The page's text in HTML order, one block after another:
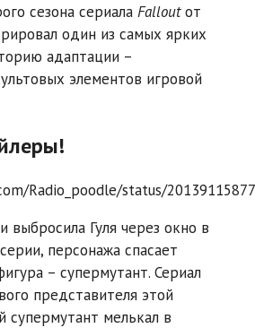
сезона сериала Falloutот
один из самых ярких
адаптации –
элементов игровой
Radio_poodle/status/
выбросила Гуля через окно в
персонажа спасает
– супермутант. Сериал
представителя этой
супермутант мелькал в